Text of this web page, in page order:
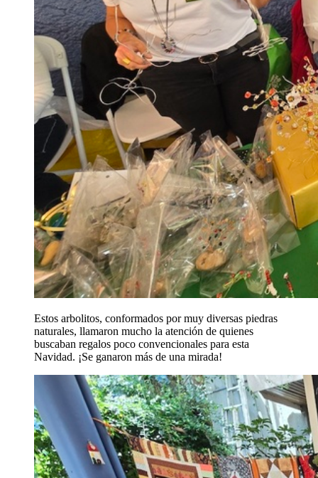
Estos arbolitos, conformados por muy diversas piedras
naturales, llamaron mucho la atención de quienes
buscaban regalos poco convencionales para esta
Navidad. ¡Se ganaron más de una mirada!